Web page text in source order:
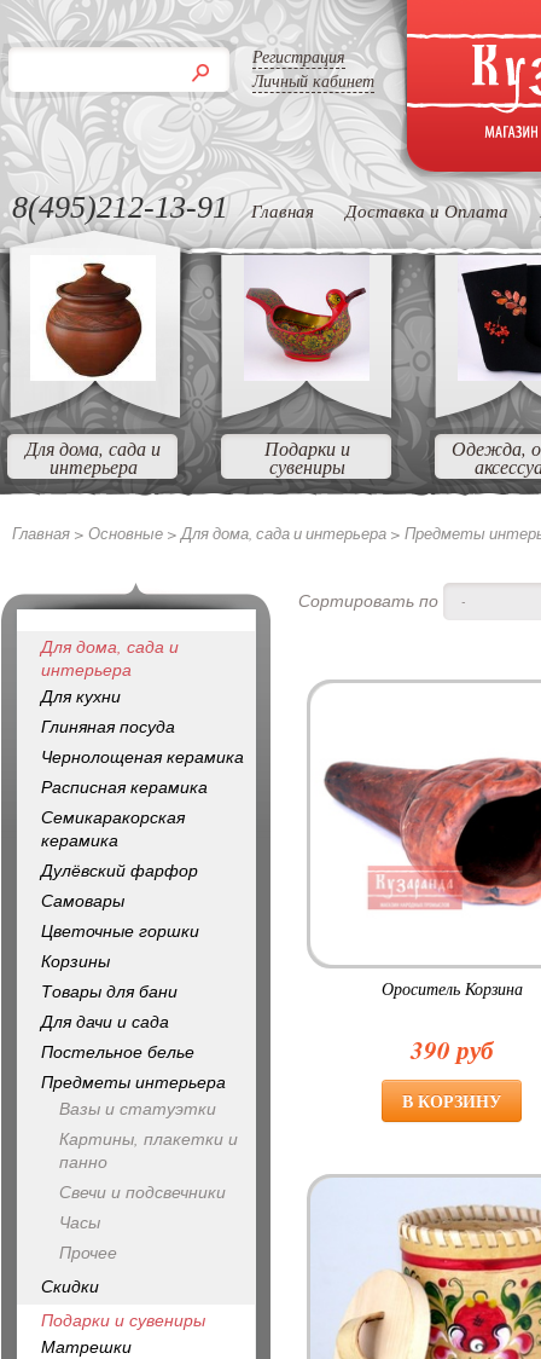
Регистрация
Личный кабинет
8(495)212-13-91 Главная Доставка и Оплата
Для дома, сада и
интерьера
Подарки и
сувениры
Одежда,
Главная > Основные >Для дома, сада и интерьера > Предметы
Сортировать по -
Ороситель Корзина
390 руб
Для дома, сада и
интерьера
Для кухни
Глиняная посуда
Чернолощеная керамика
Расписная керамика
Семикаракорская
керамика
Дулёвский фарфор
Самовары
Цветочные горшки
Корзины
Товары для бани
Для дачи и сада
Постельное белье
Предметы интерьера
Вазы и статуэтки
Картины, плакетки и
панно
Свечи и подсвечники
Часы
Прочее
Скидки
Подарки и сувениры
Матрешки